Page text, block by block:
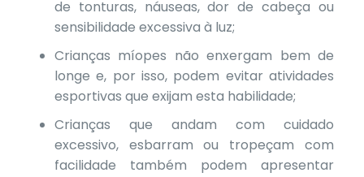
de tonturas, náuseas, dor de cabeça ou
sensibilidade excessiva à luz;
Crianças míopes não enxergam bem de
longe e, por isso, podem evitar atividades
esportivas que exijam esta habilidade;
Crianças que andam com cuidado
excessivo, esbarram ou tropeçam com
facilidade também podem apresentar